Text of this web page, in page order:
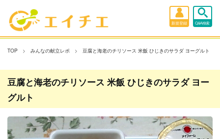
新規登録 Q&A検索
TOP みんなの献立レポ 豆腐と海老のチリソース 米飯 ひじきのサラダ ヨーグルト
豆腐と海老のチリソース 米飯 ひじきのサラダ ヨー
グルト